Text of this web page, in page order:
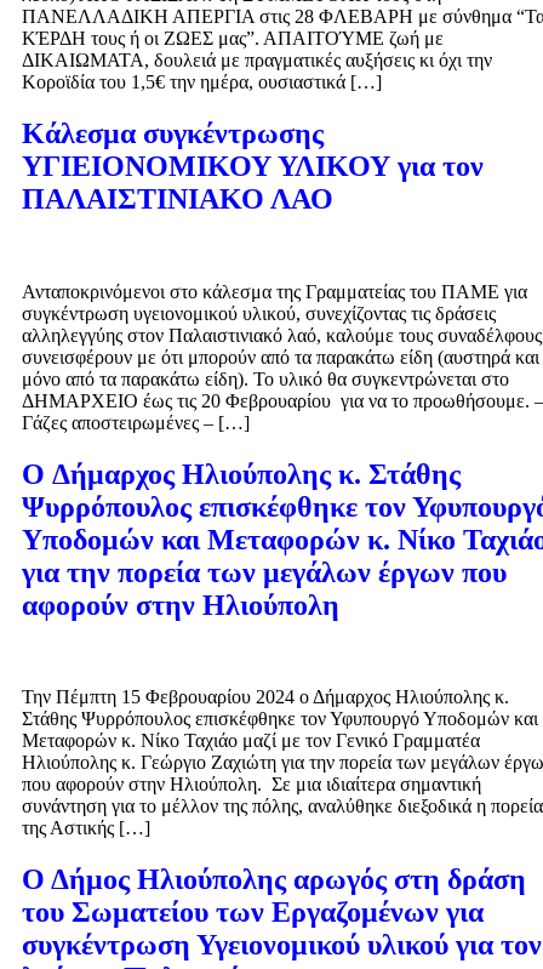
ΠΑΝΕΛΛΑΔΙΚΗ ΑΠΕΡΓΙΑ στις 28 ΦΛΕΒΑΡΗ με σύνθημα
ΚΈΡΔΗ τους ή οι ΖΩΕΣ μας”. ΑΠΑΙΤΟΎΜΕ ζωή με
ΔΙΚΑΙΩΜΑΤΑ, δουλειά με πραγματικές αυξήσεις κι όχι την
Κοροϊδία του 1,5€ την ημέρα, ουσιαστικά […]
Κάλεσμα συγκέντρωσης
ΥΓΙΕΙΟΝΟΜΙΚΟΥ ΥΛΙΚΟΥ για τον
ΠΑΛΑΙΣΤΙΝΙΑΚΟ ΛΑΟ
Ανταποκρινόμενοι στο κάλεσμα της Γραμματείας του ΠΑΜΕ για
συγκέντρωση υγειονομικού υλικού, συνεχίζοντας τις δράσεις
αλληλεγγύης στον Παλαιστινιακό λαό, καλούμε τους
συνεισφέρουν με ότι μπορούν από τα παρακάτω είδη (αυστηρά και
μόνο από τα παρακάτω είδη). Το υλικό θα συγκεντρώνεται στο
ΔΗΜΑΡΧΕΙΟ έως τις 20 Φεβρουαρίου για να το προωθήσουμε. –
Γάζες αποστειρωμένες – […]
O Δήμαρχος Ηλιούπολης κ. Στάθης
Ψυρρόπουλος επισκέφθηκε τον
Υποδομών και Μεταφορών κ. Νίκο
για την πορεία των μεγάλων έργων που
αφορούν στην Ηλιούπολη
Την Πέμπτη 15 Φεβρουαρίου 2024 ο Δήμαρχος Ηλιούπολης κ.
Στάθης Ψυρρόπουλος επισκέφθηκε τον Υφυπουργό Υποδομών και
Μεταφορών κ. Νίκο Ταχιάο μαζί με τον Γενικό Γραμματέα
Ηλιούπολης κ. Γεώργιο Ζαχιώτη για την πορεία των μεγάλων
που αφορούν στην Ηλιούπολη. Σε μια ιδιαίτερα σημαντική
συνάντηση για το μέλλον της πόλης, αναλύθηκε διεξοδικά η πορεία
της Αστικής […]
Ο Δήμος Ηλιούπολης αρωγός στη δράση
του Σωματείου των Εργαζομένων για
συγκέντρωση Υγειονομικού υλικού για τον